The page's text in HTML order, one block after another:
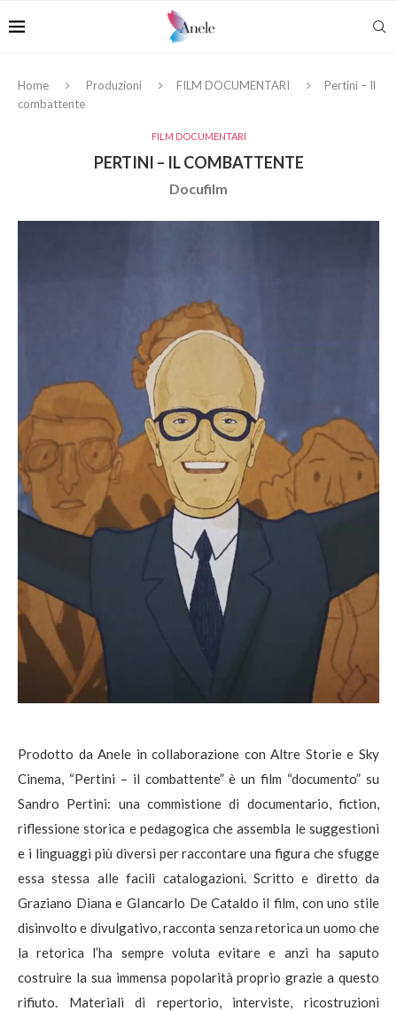
Home Produzioni FILM DOCUMENTARI
Pertini – Il
combattente
FILM DOCUMENTARI
PERTINI – IL COMBATTENTE
Docufilm
Prodotto da Anele in collaborazione con Altre Storie e Sky
Cinema, “Pertini – il combattente” è un film “documento” su
Sandro Pertini: una commistione di documentario, fiction,
riflessione storica e pedagogica che assembla le suggestioni
e i linguaggi più diversi per raccontare una figura che sfugge
essa stessa alle facili catalogazioni. Scritto e diretto da
Graziano Diana e GIancarlo De Cataldo il film, con uno stile
disinvolto e divulgativo, racconta senza retorica un uomo che
la retorica l’ha sempre voluta evitare e anzi ha saputo
costruire la sua immensa popolarità proprio grazie a questo
rifiuto. Materiali di repertorio, interviste, ricostruzioni